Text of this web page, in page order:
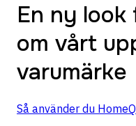
En ny look
om vårt
varumärke
Så använder du HomeQ